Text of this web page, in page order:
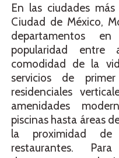
En las ciudades
Ciudad de México,
departamentos
popularidad entre
comodidad de la
servicios de
residenciales
amenidades
piscinas hasta áreas
la proximidad de
restaurantes.